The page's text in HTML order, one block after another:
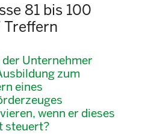
81 bis 100
Treffern
der Unternehmer
zum
eines
wenn er dieses
steuert?